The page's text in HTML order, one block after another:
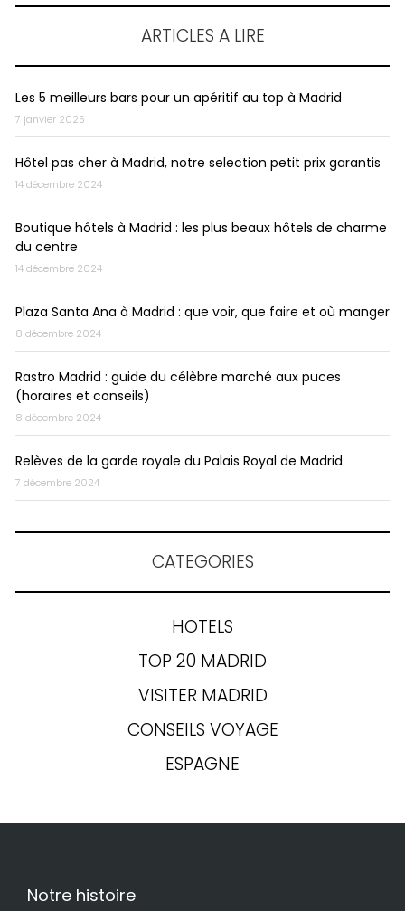
ARTICLES A LIRE
Les 5 meilleurs bars pour un apéritif au top à Madrid
7 janvier 2025
Hôtel pas cher à Madrid, notre selection petit prix garantis
14 décembre 2024
Boutique hôtels à Madrid : les plus beaux hôtels de charme
du centre
14 décembre 2024
Plaza Santa Ana à Madrid : que voir, que faire et où manger
8 décembre 2024
Rastro Madrid : guide du célèbre marché aux puces
(horaires et conseils)
8 décembre 2024
Relèves de la garde royale du Palais Royal de Madrid
7 décembre 2024
CATEGORIES
HOTELS
TOP 20 MADRID
VISITER MADRID
CONSEILS VOYAGE
ESPAGNE
Notre histoire